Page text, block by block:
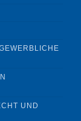
UND